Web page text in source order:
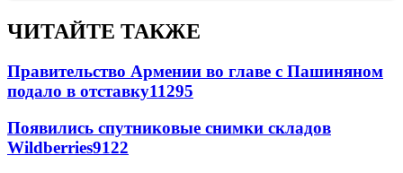
ЧИТАЙТЕ ТАКЖЕ
Правительство Армении во главе с Пашиняном
подало в отставку11295
Появились спутниковые снимки складов
Wildberries9122